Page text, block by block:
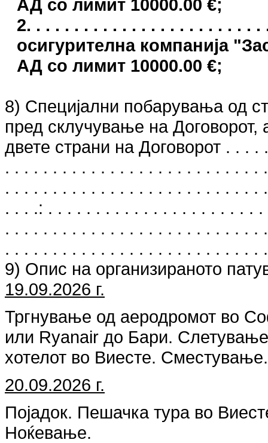
АД сo лимит 10000.00 €;
2. . . . . . . . . . . . . . . . . . . . . . . .
осигурителна компанија
АД сo лимит 10000.00 €;
8) Специјални побарувања од
пред склучување на Договорот,
двете страни на Договорот . . .
. . . . . . . . . . . . . . . . . . . . . . . . . .
. . . . . . . . . . . . . . . . . . . . . . . . . .
. . . .: . . . . . . . . . . . . . . . . . . . . . .
. . . . . . . . . . . . . . . . . . . . . . . . . .
. . . . . . . . . . . . . . . . . . . . . . . . . . .
9) Опис на организираното
19.09.2026 г.
Тргнување од аеродромот во
или Ryanair до Бари.
хотелот во Виесте.
20.09.2026 г.
Појадок. Пешачка тура во
Ноќевање.